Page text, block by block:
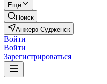
Ещё
Поиск
Анжеро-Судженск
Войти
Войти
Зарегистрироваться